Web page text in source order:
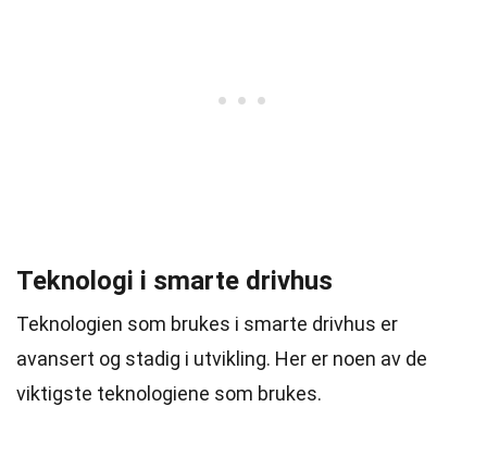
Teknologi i smarte drivhus
Teknologien som brukes i smarte drivhus er
avansert og stadig i utvikling. Her er noen av de
viktigste teknologiene som brukes.